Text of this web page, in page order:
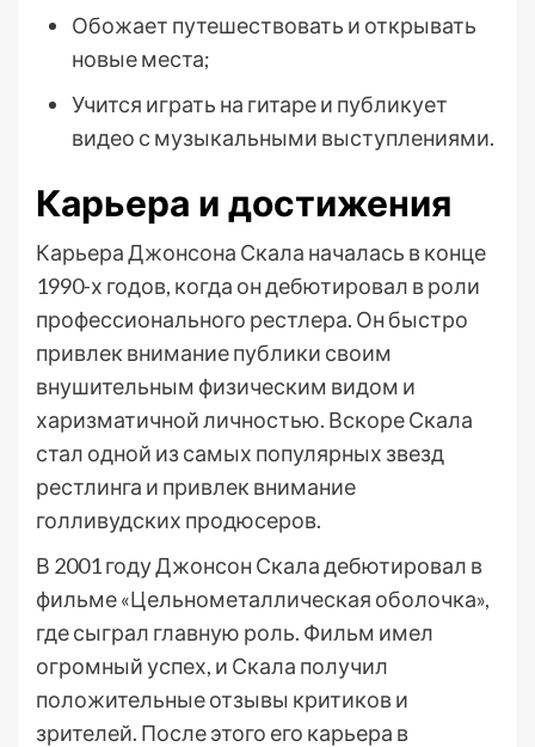
Обожает путешествовать и открывать
новые места;
Учится играть на гитаре и публикует
видео с музыкальными выступлениями.
Карьера и достижения
Карьера Джонсона Скала началась в конце
1990-х годов, когда он дебютировал в роли
профессионального рестлера. Он быстро
привлек внимание публики своим
внушительным физическим видом и
харизматичной личностью. Вскоре Скала
стал одной из самых популярных звезд
рестлинга и привлек внимание
голливудских продюсеров.
В 2001 году Джонсон Скала дебютировал в
фильме «Цельнометаллическая оболочка»,
где сыграл главную роль. Фильм имел
огромный успех, и Скала получил
положительные отзывы критиков и
зрителей. После этого его карьера в